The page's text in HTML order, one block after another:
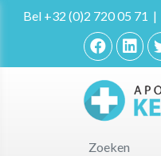
Bel +32 (0)2 720 05 71 |